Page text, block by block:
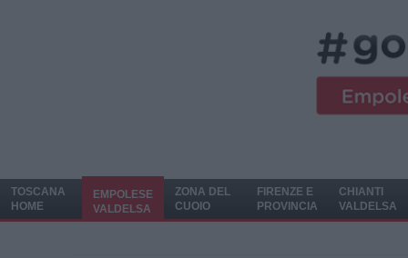
TOSCANA
HOME
EMPOLESE
VALDELSA
ZONA DEL
CUOIO
FIRENZE E
PROVINCIA
CHIANTI
VALDELSA